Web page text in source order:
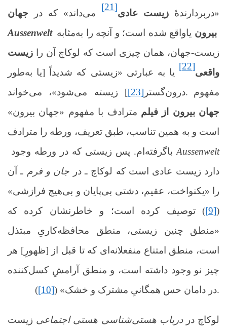
«دربردارندۀ زیست عادی
[21]
می‌داند» که در جهان
بیرونیا Aussenwelt
زیست-جهان، همان چیزی است که لوکاچ آن را زیست
واقعی
[22]
یا به عبارتی «زیستی که شدیداً [یا به‌طور
درون‌گستر [23] ] زیسته می‌شود»، می‌خواند.
مفهوم
جهان بیرون از فیلم مترادف با مفهوم «جهان بیرون»
است و به همین تناسب، طبق تعریف، ورطه را مترادف
باAussenwelt
دارد زیست عادی است که لوکاچ ـ در جان و فرم ـ آن
را «یکنواخت، عقیم، دشتی بی‌پایان و بی‌هیچ فرازشی»
(
[9]
) توصیف کرده است؛ و خاطرنشان کرده که
«منطق چنین زیستی، منطق محافظه‌کاریِ مبتذل
است، منطق امتناع منفعلانه‌ای که تا قبل از [ظهورِ] هر
چیز نو وجود داشته است، و منطق آرامشِ کسل‌کننده
در دامان حس همگانیِ مشترک و خشک» ([10] ).
لوکاچ دردرباب هستی‌شناسی هستی اجتماعی زیست